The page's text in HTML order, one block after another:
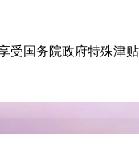
受国务院政府特殊津